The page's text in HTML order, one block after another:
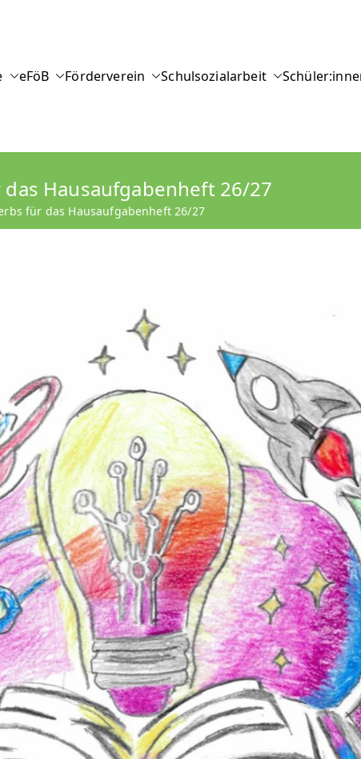
eFöB Förderverein Schulsozialarbeit
Hausaufgabenheft 26/27
für das Hausaufgabenheft 26/27